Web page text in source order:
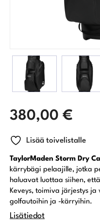
380,00 €
Lisää toivelistalle
TaylorMaden Storm Dry
kärrybägi pelaajille, jotka
haluavat luottaa siihen,
Keveys, toimiva järjestys
golfautoihin ja -kärryihin.
Lisätiedot